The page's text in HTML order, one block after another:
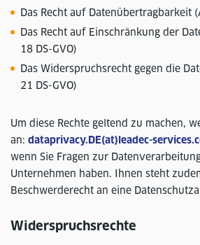
Das Recht auf Datenübertragbarkeit
Das Recht auf Einschränkung der
18 DS-GVO)
Das Widerspruchsrecht gegen die
21 DS-GVO)
Um diese Rechte geltend zu machen,
an: dataprivacy.DE(at)leadec-
wenn Sie Fragen zur
Unternehmen haben. Ihnen steht
Beschwerderecht an eine
Widerspruchsrechte